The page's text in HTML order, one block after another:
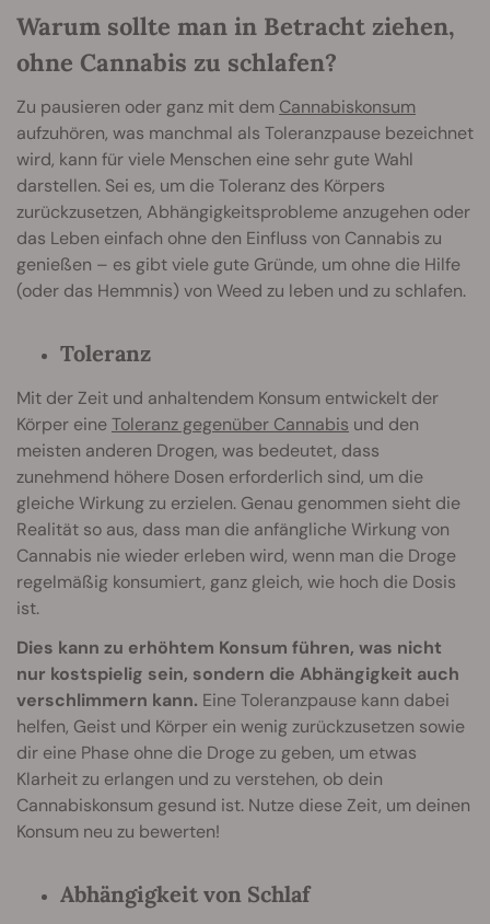
Warum sollte man in Betracht ziehen,
ohne Cannabis zu schlafen?
Zu pausieren oder ganz mit dem Cannabiskonsum
aufzuhören, was manchmal als Toleranzpause bezeichnet
wird, kann für viele Menschen eine sehr gute Wahl
darstellen. Sei es, um die Toleranz des Körpers
zurückzusetzen, Abhängigkeitsprobleme anzugehen oder
das Leben einfach ohne den Einfluss von Cannabis zu
genießen – es gibt viele gute Gründe, um ohne die Hilfe
(oder das Hemmnis) von Weed zu leben und zu schlafen.
Toleranz
Mit der Zeit und anhaltendem Konsum entwickelt der
Körper eineToleranz gegenüber Cannabis und den
meisten anderen Drogen, was bedeutet, dass
zunehmend höhere Dosen erforderlich sind, um die
gleiche Wirkung zu erzielen. Genau genommen sieht die
Realität so aus, dass man die anfängliche Wirkung von
Cannabis nie wieder erleben wird, wenn man die Droge
regelmäßig konsumiert, ganz gleich, wie hoch die Dosis
ist.
Dies kann zu erhöhtem Konsum führen, was nicht
nur kostspielig sein, sondern die Abhängigkeit auch
verschlimmern kann. Eine Toleranzpause kann dabei
helfen, Geist und Körper ein wenig zurückzusetzen sowie
dir eine Phase ohne die Droge zu geben, um etwas
Klarheit zu erlangen und zu verstehen, ob dein
Cannabiskonsum gesund ist. Nutze diese Zeit, um deinen
Konsum neu zu bewerten!
Abhängigkeit von Schlaf